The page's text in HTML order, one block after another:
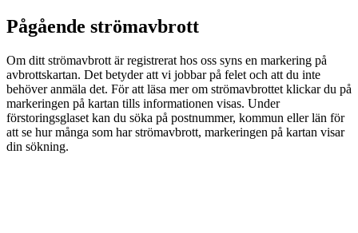
Pågående strömavbrott
Om ditt strömavbrott är registrerat hos oss syns en markering på
avbrottskartan. Det betyder att vi jobbar på felet och att du inte
behöver anmäla det. För att läsa mer om strömavbrottet klickar du på
markeringen på kartan tills informationen visas. Under
förstoringsglaset kan du söka på postnummer, kommun eller län för
att se hur många som har strömavbrott, markeringen på kartan visar
din sökning.